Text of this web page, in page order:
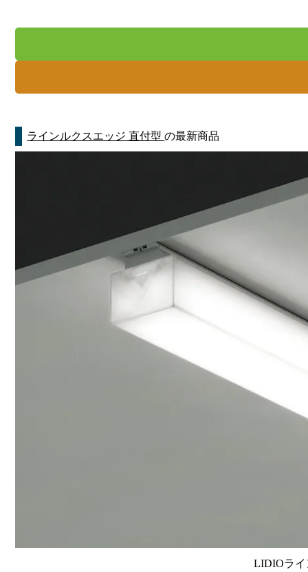
ラインルクスエッジ 直付型の最新商品
LIDIOライ